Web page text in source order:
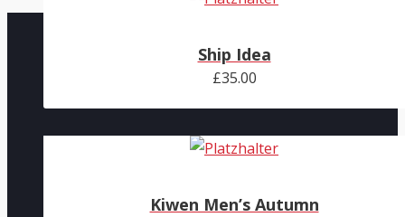
Ship Idea
£35.00
Kiwen Men’s Autumn